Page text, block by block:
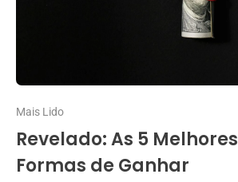
Mais Lido
Revelado: As 5 Melhores
Formas de Ganhar